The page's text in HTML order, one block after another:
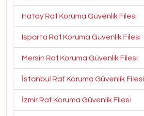
Hatay Raf Koruma Güvenlik Filesi
Isparta Raf Koruma Güvenlik Filesi
Mersin Raf Koruma Güvenlik Filesi
İstanbul Raf Koruma Güvenlik Filesi
İzmir Raf Koruma Güvenlik Filesi